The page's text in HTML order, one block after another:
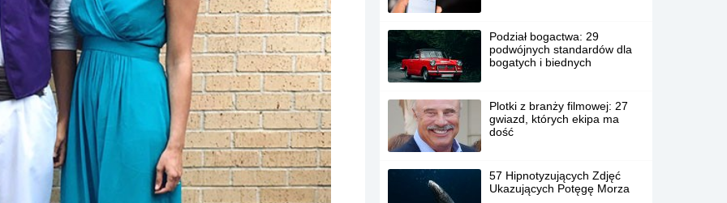
Podział bogactwa: 29
podwójnych standardów dla
bogatych i biednych
Plotki z branży filmowej: 27
gwiazd, których ekipa ma
dość
57 Hipnotyzujących Zdjęć
Ukazujących Potęgę Morza